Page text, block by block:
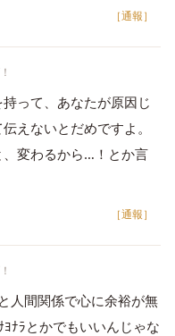
［通報］
って、あなたが原因じ
えないとだめですよ。
、変わるから…！とか言
［通報］
人間関係で心に余裕が無
ﾅﾗとかでもいいんじゃな